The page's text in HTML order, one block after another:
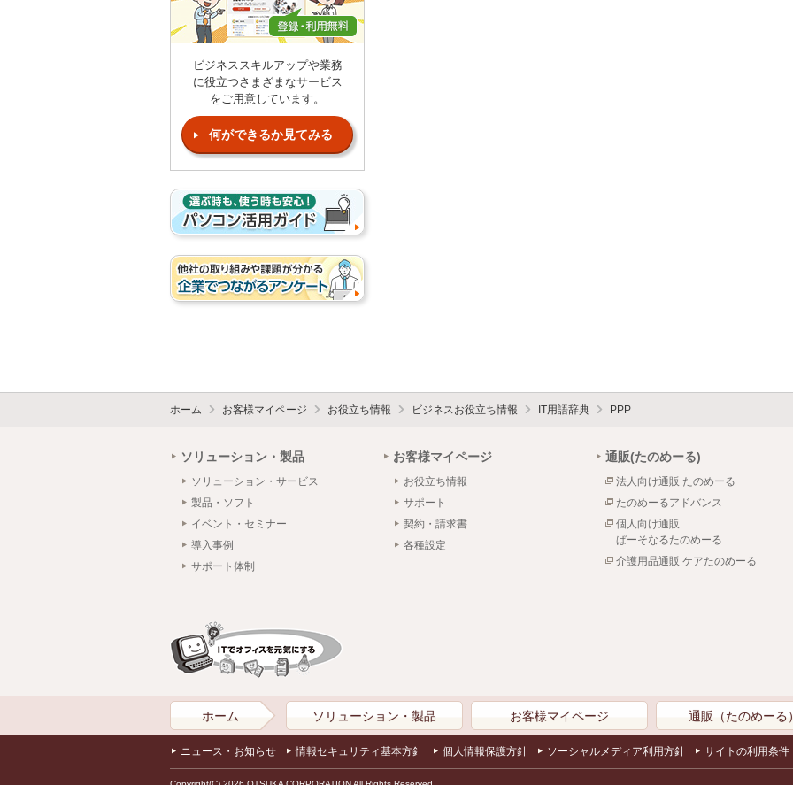
ビジネススキルアップや業務
に役立つさまざまなサービス
をご用意しています。
何ができるか見てみる
ホーム お客様マイページ お役立ち情報 ビジネスお役立ち情報 IT用語辞典 PPP
ソリューション・製品
ソリューション・サービス
製品・ソフト
イベント・セミナー
導入事例
サポート体制
お客様マイページ
お役立ち情報
サポート
契約・請求書
各種設定
通販(たのめーる)
法人向け通販 たのめーる
たのめーるアドバンス
個人向け通販
ぱーそなるたのめーる
介護用品通販 ケアたのめーる
ホーム ソリューション・製品 お客様マイページ 通販（たのめーる
ニュース・お知らせ 情報セキュリティ基本方針 個人情報保護方針 ソーシャルメディア利用方針 サイトの利用条件